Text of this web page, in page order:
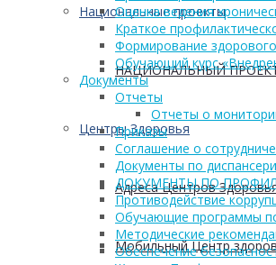
Национальные проекты
НАЦИОНАЛЬНЫЙ
Центры Здоровья
Адреса Центров
Мобильный Центр
Оценка ведения
Краткое
Формирование
Обучающий курс
Документы
Отчеты
Отчеты о
Приказы
Соглашение о
Документы по
ДОКУМЕНТЫ ПО
Противодействие
Обучающие программы
Методические
Обеспечение